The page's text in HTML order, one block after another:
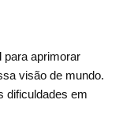
para aprimorar
visão de mundo.
dificuldades em